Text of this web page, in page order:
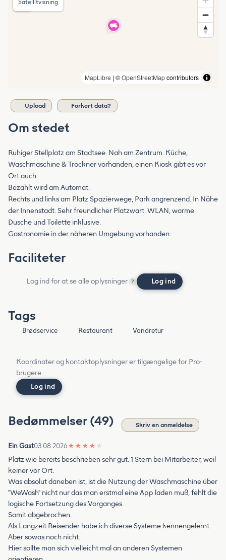
MapLibre | ©OpenStreetMapcontributors
Satellitvisning
Upload Forkert data?
Om stedet
Ruhiger Stellplatz am Stadtsee. Nah am Zentrum. Küche,
Waschmaschine & Trockner vorhanden, einen Kiosk gibt es vor
Ort auch.
Bezahlt wird am Automat.
Rechts und links am Platz Spazierwege, Park angrenzend. In Nähe
der Innenstadt. Sehr freundlicher Platzwart. WLAN, warme
Dusche und Toilette inklusive.
Gastronomie in der näheren Umgebung vorhanden.
Faciliteter
Log ind for at se alle oplysninger ? Log ind
Tags
Brødservice Restaurant Vandretur
Koordinater og kontaktoplysninger er tilgængelige for Pro-
brugere.
Log ind
Bedømmelser (49) Skriv en anmeldelse
Ein Gast03.08.2026★ ★ ★ ★ ★
Platz wie bereits beschrieben sehr gut. 1 Stern bei Mitarbeiter, weil
keiner vor Ort.
Was absolut daneben ist, ist die Nutzung der Waschmaschine über
"WeWash" nicht nur das man erstmal eine App laden muß, fehlt die
logische Fortsetzung des Vorganges.
Somit abgebrochen.
Als Langzeit Reisender habe ich diverse Systeme kennengelernt.
Aber sowas noch nicht.
Hier sollte man sich vielleicht mal an anderen Systemen